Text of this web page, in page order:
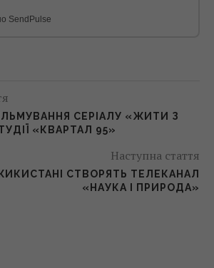
SendPulse
СЕРІАЛУ «ЖИТИ З
«КВАРТАЛ 95»
Наступна стаття
СТВОРЯТЬ ТЕЛЕКАНАЛ
«НАУКА І ПРИРОДА»